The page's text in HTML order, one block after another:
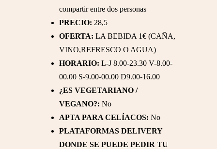
compartir entre dos personas
PRECIO: 28,5
OFERTA: LA BEBIDA 1€ (CAÑA,
VINO,REFRESCO O AGUA)
HORARIO: L-J 8.00-23.30 V-8.00-
00.00 S-9.00-00.00 D9.00-16.00
¿ES VEGETARIANO /
VEGANO?: No
APTA PARA CELÍACOS: No
PLATAFORMAS DELIVERY
DONDE SE PUEDE PEDIR TU